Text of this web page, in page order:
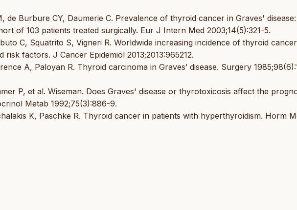
de Burbure CY, Daumerie C. Prevalence of thyroid cancer in Graves'
of 103 patients treated surgically. Eur J Intern Med 2003;14(5):321-5.
C, Squatrito S, Vigneri R. Worldwide increasing incidence of thyroid
risk factors. J Cancer Epidemiol 2013;2013:965212.
A, Paloyan R. Thyroid carcinoma in Graves’ disease. Surgery
P, et al. Wiseman. Does Graves' disease or thyrotoxicosis affect the
Metab 1992;75(3):886-9.
K, Paschke R. Thyroid cancer in patients with hyperthyroidism. Horm